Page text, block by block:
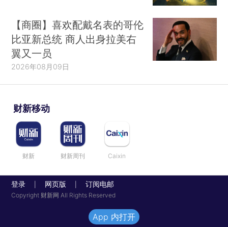
【商圈】喜欢配戴名表的哥伦
比亚新总统 商人出身拉美右
翼又一员
2026年08月09日
财新移动
财新 财新周刊 Caixin
登录 网页版 订阅电邮
Copyright 财新网 All Rights Reserved
App 内打开